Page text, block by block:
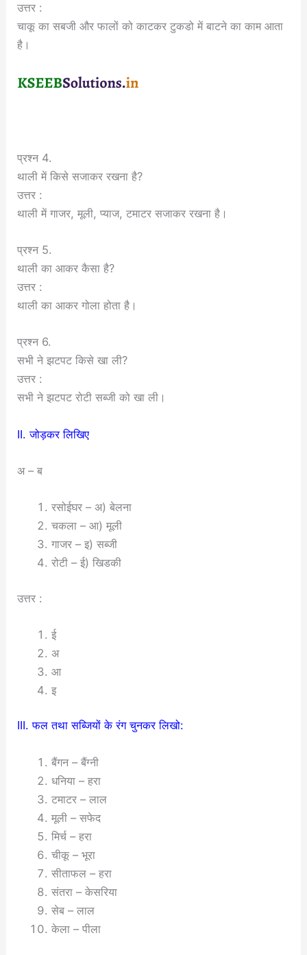
उत्तर :
चाकू का सबजी और फालों को काटकर टुकडो में बाटने का काम आता
है।
प्रश्न 4.
थाली में किसे सजाकर रखना है?
उत्तर :
थाली में गाजर, मूली, प्याज, टमाटर सजाकर रखना है।
प्रश्न 5.
थाली का आकर कैसा है?
उत्तर :
थाली का आकर गोला होता है।
प्रश्न 6.
सभी ने झटपट किसे खा ली?
उत्तर :
सभी ने झटपट रोटी सब्जी को खा ली।
II. जोड़कर लिखिए
अ – ब
रसोईघर – अ) बेलना
चकला – आ) मूली
गाजर – इ) सब्जी
रोटी – ई) खिडकी
उत्तर :
ई
अ
आ
इ
III. फल तथा सब्जियों के रंग चुनकर लिखो:
बैंगन – बैंग्नी
धनिया – हरा
टमाटर – लाल
मूली – सफेद
मिर्च – हरा
चीकू – भूरा
सीताफल – हरा
संतरा – केसरिया
सेब – लाल
केला – पीला